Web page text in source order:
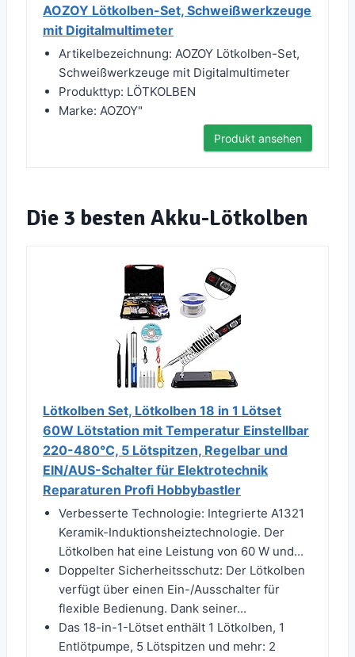
AOZOY Lötkolben-Set, Schweißwerkzeuge
mit Digitalmultimeter
Artikelbezeichnung: AOZOY Lötkolben-Set,
Schweißwerkzeuge mit Digitalmultimeter
Produkttyp: LÖTKOLBEN
Marke: AOZOY"
Produkt ansehen
Die 3 besten Akku-Lötkolben
Lötkolben Set, Lötkolben 18 in 1 Lötset
60W Lötstation mit Temperatur Einstellbar
220-480°C, 5 Lötspitzen, Regelbar und
EIN/AUS-Schalter für Elektrotechnik
Reparaturen Profi Hobbybastler
Verbesserte Technologie: Integrierte A1321
Keramik-Induktionsheiztechnologie. Der
Lötkolben hat eine Leistung von 60 W und...
Doppelter Sicherheitsschutz: Der Lötkolben
verfügt über einen Ein-/Ausschalter für
flexible Bedienung. Dank seiner...
Das 18-in-1-Lötset enthält 1 Lötkolben, 1
Entlötpumpe, 5 Lötspitzen und mehr: 2